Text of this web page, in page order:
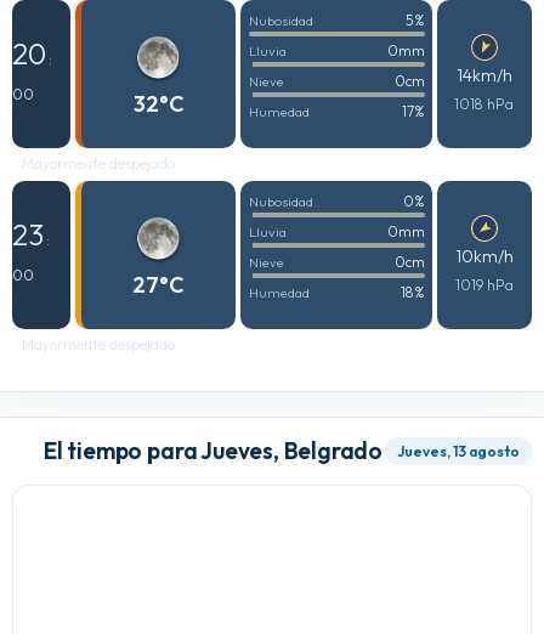
20 :
00
32°C
Nubosidad 5%
Lluvia 0mm
Nieve 0cm
Humedad 17%
14km/h
1018 hPa
Mayormente despejado
23 :
00
27°C
Nubosidad 0%
Lluvia 0mm
Nieve 0cm
Humedad 18%
10km/h
1019 hPa
Mayormente despejado
El tiempo para Jueves, Belgrado Jueves, 13 agosto